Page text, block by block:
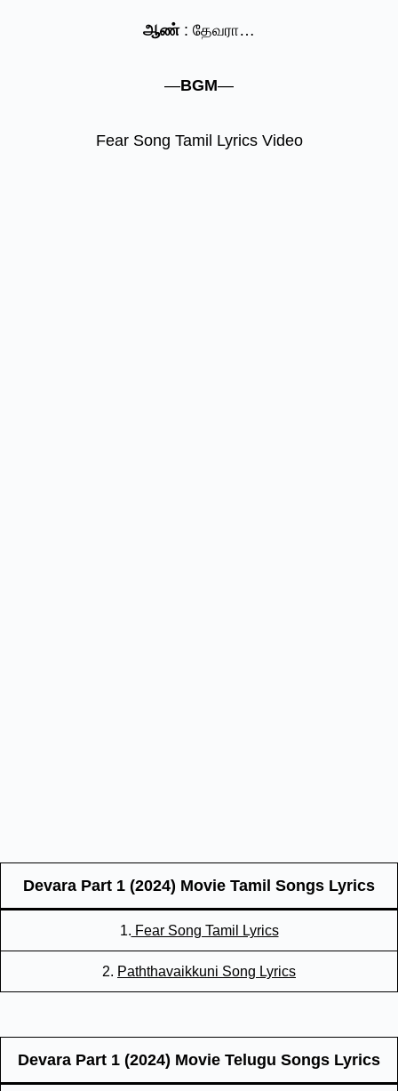
ஆண் : தேவரா…
—BGM—
Fear Song Tamil Lyrics Video
Devara Part 1 (2024) Movie Tamil Songs Lyrics
1. Fear Song Tamil Lyrics
2. Paththavaikkuni Song Lyrics
Devara Part 1 (2024) Movie Telugu Songs Lyrics